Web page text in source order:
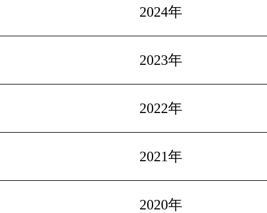
2024年
2023年
2022年
2021年
2020年